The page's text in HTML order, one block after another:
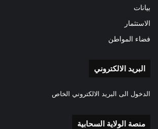
بيانات
الاستثمار
فضاء المواطن
البريد الالكتروني
الدخول الى البريد الالكتروني الخاص
منصة الولاية السحابية